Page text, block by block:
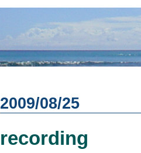
2009/08/25
recording